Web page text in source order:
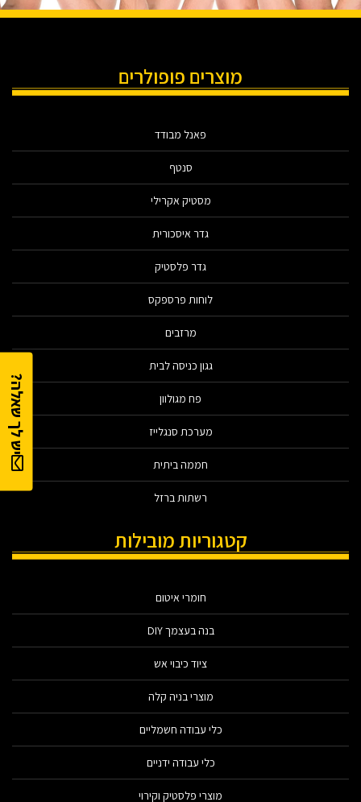
יש לך שאלה?
מוצרים פופולרים
פאנל מבודד
סנטף
מסטיק אקרילי
גדר איסכורית
גדר פלסטיק
לוחות פרספקס
מרזבים
גגון כניסה לבית
פח מגולוון
מערכת סנגלייז
חממה ביתית
רשתות ברזל
קטגוריות מובילות
חומרי איטום
בנה בעצמך DIY
ציוד כיבוי אש
מוצרי בניה קלה
כלי עבודה חשמליים
כלי עבודה ידניים
מוצרי פלסטיק וקירוי